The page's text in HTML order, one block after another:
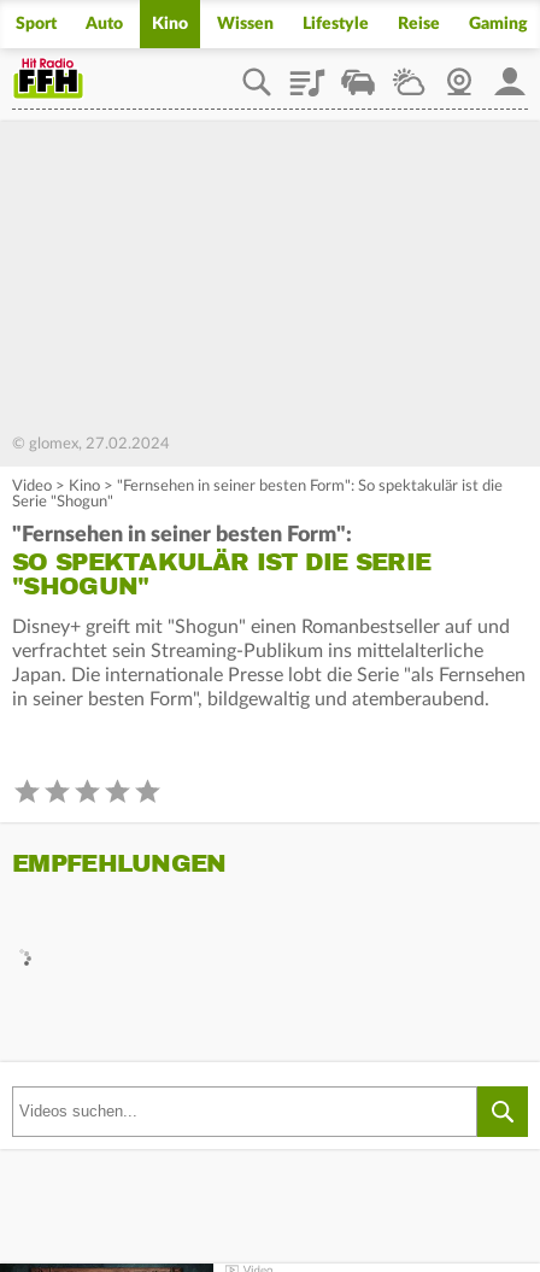
Sport Auto Kino Wissen Lifestyle Reise Gaming
PlaylistStaupilotWetterWebcam
© glomex, 27.02.2024
Video > Kino > "Fernsehen in seiner besten Form": So spektakulär ist die
Serie "Shogun"
"Fernsehen in seiner besten Form":
SO SPEKTAKULÄR IST DIE SERIE
"SHOGUN"
Disney+ greift mit "Shogun" einen Romanbestseller auf und
verfrachtet sein Streaming-Publikum ins mittelalterliche
Japan. Die internationale Presse lobt die Serie "als Fernsehen
in seiner besten Form", bildgewaltig und atemberaubend.
EMPFEHLUNGEN